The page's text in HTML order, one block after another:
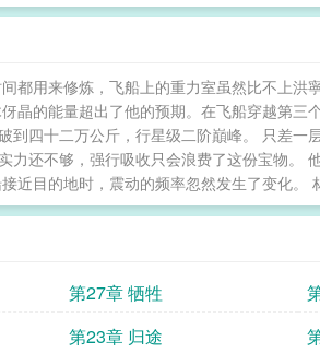
都用来修炼，飞船上的重力室虽然比不上洪
晶的能量超出了他的预期。在飞船穿越第三
四十二万公斤，行星级二阶巔峰。 只差一
还不够，强行吸收只会浪费了这份宝物。
近目的地时，震动的频率忽然发生了变化。
第27章 牺牲
第23章 归途